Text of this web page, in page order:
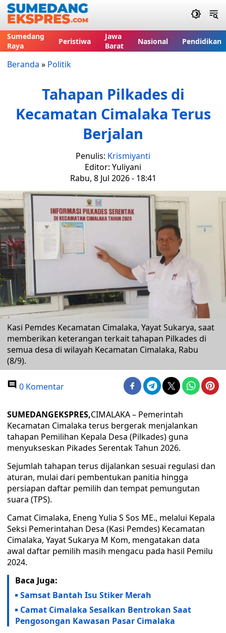
Sumedang
Raya
Peristiwa
Jawa
Barat
Nasional Pendidikan
Beranda » Politik
Tahapan Pilkades di
Kecamatan Cimalaka Terus
Berjalan
Penulis: Krismiyanti
Editor: Yuliyani
Rabu, 8 Jul 2026 - 18:41
Kasi Pemdes Kecamatan Cimalaka, Yayat Sukarya, saat
memberikan keterangan terkait tahapan Pilkades di
semua desa di wilayah Kecamatan Cimalaka, Rabu
(8/9).
0 Komentar
SUMEDANGEKSPRES,CIMALAKA – Pemerintah
Kecamatan Cimalaka terus bergerak menjalankan
tahapan Pemilihan Kepala Desa (Pilkades) guna
menyukseskan Pikades Serentak Tahun 2026.
Sejumlah tahapan terus dijalankan sesuai regulasi dan
aturan, mulai dari pembentukan panitia hingga
persiapan daftar pemilih dan tempat pemungutan
suara (TPS).
Camat Cimalaka, Eneng Yulia S Sos ME., melalui Kepala
Seksi Pemerintahan Desa (Kasi Pemdes) Kecamatan
Cimalaka, Yayat Sukarya M Kom, mengatakan data
awal daftar pemilih masih mengacu pada hasil Pemilu
2024.
Baca Juga:
Samsat Bantah Isu Stiker Merah
Camat Cimalaka Sesalkan Bentrokan Saat
Pengosongan Kawasan Pasar Cimalaka